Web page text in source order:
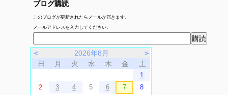
ブログ購読
このブログが更新されたらメールが届きます。
メールアドレスを入力してください。
＜ 2026年8月
＞
日
月 火 水 木 金 土
1
2
3 4 5 6 7
8